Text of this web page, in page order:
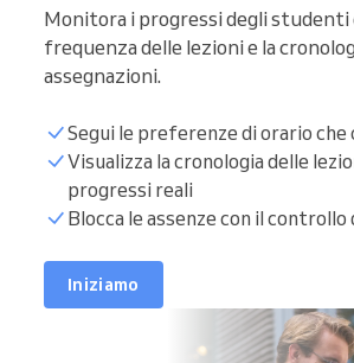
Monitora i progressi degli studenti
frequenza delle lezioni e la
assegnazioni.
Segui le preferenze di orario che
Visualizza la cronologia delle
progressi reali
Blocca le assenze con il
Iniziamo